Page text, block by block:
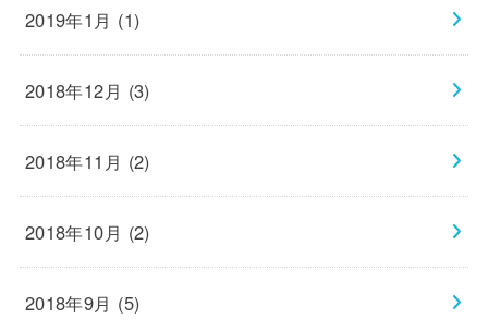
2019年1月 (1)
2018年12月 (3)
2018年11月 (2)
2018年10月 (2)
2018年9月 (5)